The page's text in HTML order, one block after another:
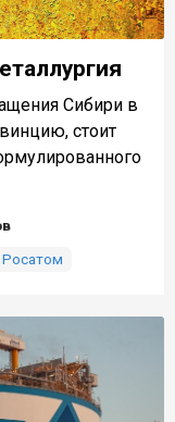
Сибири в
стоит
Росатом